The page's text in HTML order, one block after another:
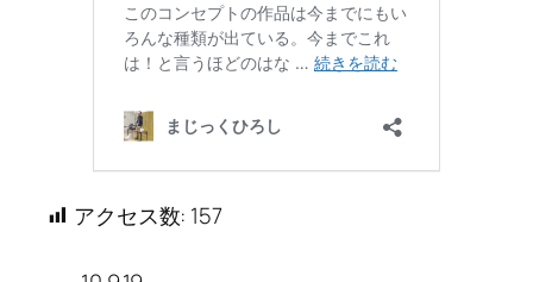
アクセス数: 157